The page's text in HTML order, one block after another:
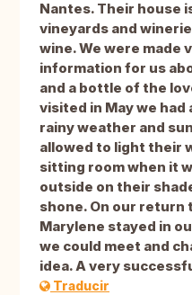
Nantes. Their house
vineyards and
wine. We were made
information for us
and a bottle of the
visited in May we had
rainy weather and
allowed to light their
sitting room when it
outside on their
shone. On our return
Marylene stayed in
we could meet and
idea. A very
Traducir